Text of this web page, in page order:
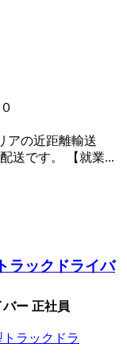
アの近距離輸送
送です。 【就業...
ラックドライバ
ー 正社員